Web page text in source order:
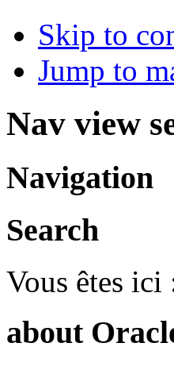
Skip to
Jump to
Nav view
Navigation
Search
Vous êtes ici
about